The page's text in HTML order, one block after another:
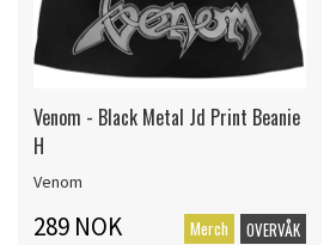
Venom - Black Metal Jd Print Beanie
H
Venom
289 NOK Merch OVERVÅK